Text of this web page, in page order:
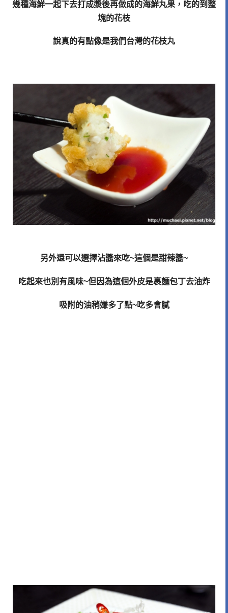
幾種海鮮一起下去打成漿後再做成的海鮮丸果，吃的到整
塊的花枝
說真的有點像是我們台灣的花枝丸
另外還可以選擇沾醬來吃~這個是甜辣醬~
吃起來也別有風味~但因為這個外皮是裹麵包丁去油炸
吸附的油稍嫌多了點~吃多會膩